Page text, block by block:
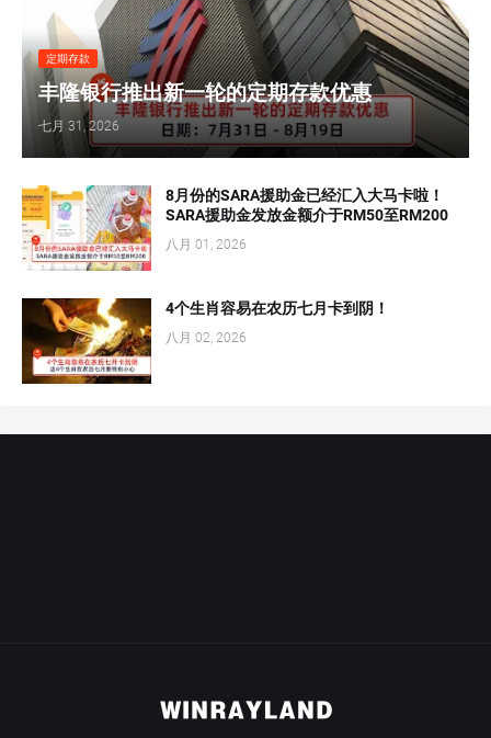
定期存款
丰隆银行推出新一轮的定期存款优惠
七月 31, 2026
8月份的SARA援助金已经汇入大马卡啦！
SARA援助金发放金额介于RM50至RM200
八月 01, 2026
4个生肖容易在农历七月卡到阴！
八月 02, 2026